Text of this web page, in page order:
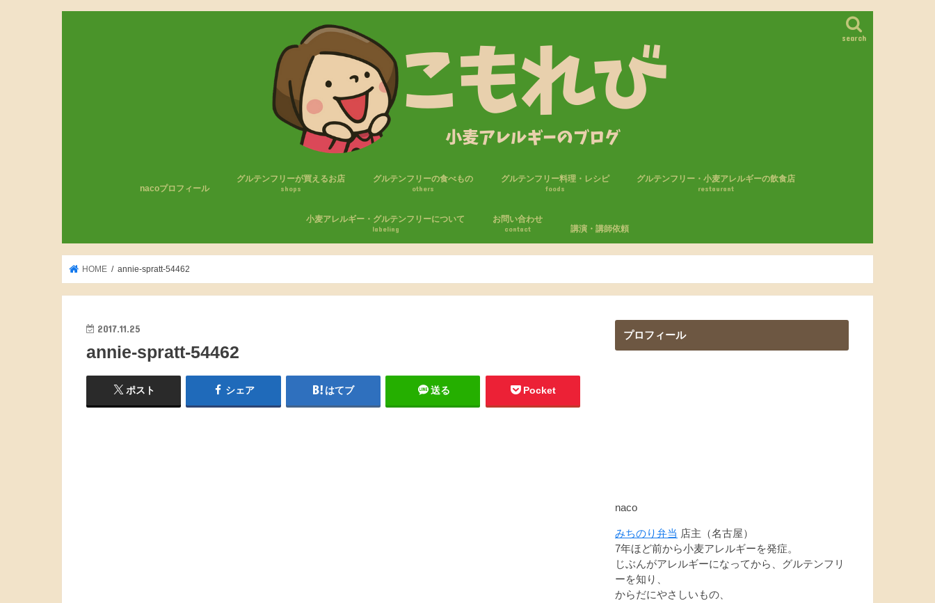
search
nacoプロフィール
グルテンフリーが買えるお店
shops
コンビニのグルテンフリー商品 セブンイレブン
ファミリーマート
ローソン
ローソンストア100
グルテンフリーの食べもの
others
グルテンフリー料理・レシピ
foods
おやつ
パン
米粉・ライスジュレ
調味料
麺
グルテンフリー・小麦アレルギーの飲食店
restaurant
小麦アレルギー・グルテンフリーについて
labeling
わたしの小麦アレルギー体験 エピペン
気をつけること
小麦アレルギーの生活
お問い合わせ
contact 講演・講師依頼
HOME annie-spratt-54462
2017.11.25
annie-spratt-54462
ポスト シェア はてブ 送る Pocket
プロフィール
naco
みちのり弁当 店主（名古屋）
7年ほど前から小麦アレルギーを発症。
じぶんがアレルギーになってから、グルテンフリ
ーを知り、
からだにやさしいもの、